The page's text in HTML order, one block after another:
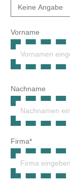
Nachname
Firma*
Abteilung